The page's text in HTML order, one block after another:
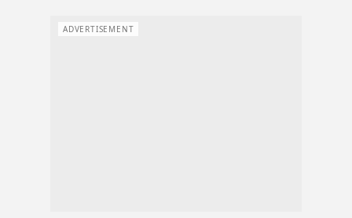
ADVERTISEMENT